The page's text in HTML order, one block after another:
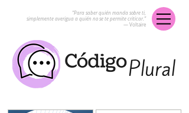
“Para saber quién manda sobre ti,
simplemente averigua a quién no se te permite criticar.”
― Voltaire